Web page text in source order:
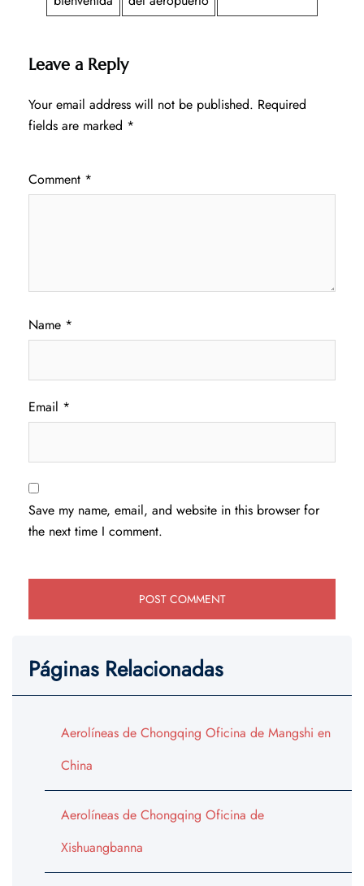
Leave a Reply
Your email address will not be published. Required
fields are marked *
Comment *
Name *
Email *
Save my name, email, and website in this browser for
the next time I comment.
Páginas Relacionadas
Aerolíneas de Chongqing Oficina de Mangshi en
China
Aerolíneas de Chongqing Oficina de
Xishuangbanna